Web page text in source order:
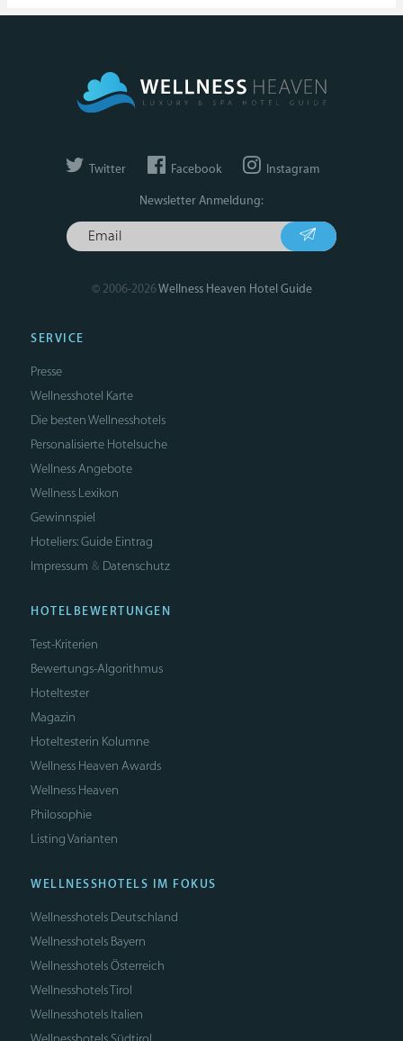
Twitter Facebook Instagram
Newsletter Anmeldung:
© 2006-2026Wellness Heaven Hotel Guide
SERVICE
Presse
Wellnesshotel Karte
Die besten Wellnesshotels
Personalisierte Hotelsuche
Wellness Angebote
Wellness Lexikon
Gewinnspiel
Hoteliers: Guide Eintrag
Impressum & Datenschutz
HOTELBEWERTUNGEN
Test-Kriterien
Bewertungs-Algorithmus
Hoteltester
Magazin
Hoteltesterin Kolumne
Wellness Heaven Awards
Wellness Heaven
Philosophie
Listing Varianten
WELLNESSHOTELS IM FOKUS
Wellnesshotels Deutschland
Wellnesshotels Bayern
Wellnesshotels Österreich
Wellnesshotels Tirol
Wellnesshotels Italien